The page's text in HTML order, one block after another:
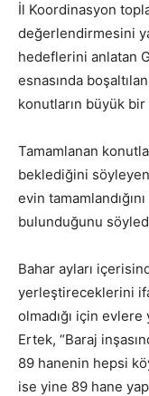
İl Koordinasyon
değerlendirmesini
hedeflerini anlatan
esnasında
konutların büyük bir
Tamamlanan
beklediğini
evin
bulunduğunu
Bahar ayları
yerleştireceklerini
olmadığı için
Ertek, “Baraj
89 hanenin hepsi
ise yine 89 hane